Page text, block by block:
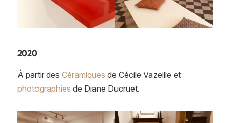
2020
À partir des Céramiques de Cécile Vazeille et
photographies de Diane Ducruet.